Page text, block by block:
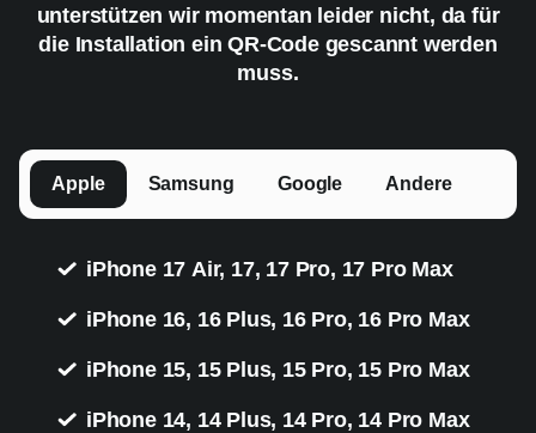
unterstützen wir momentan leider nicht, da für
die Installation ein QR-Code gescannt werden
muss.
Apple Samsung Google Andere
iPhone 17 Air, 17, 17 Pro, 17 Pro Max
iPhone 16, 16 Plus, 16 Pro, 16 Pro Max
iPhone 15, 15 Plus, 15 Pro, 15 Pro Max
iPhone 14, 14 Plus, 14 Pro, 14 Pro Max